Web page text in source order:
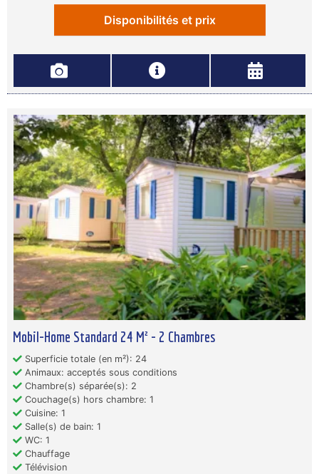
Disponibilités et prix
Mobil-Home Standard 24 M² - 2 Chambres
Superficie totale (en m²): 24
Animaux: acceptés sous conditions
Chambre(s) séparée(s): 2
Couchage(s) hors chambre: 1
Cuisine: 1
Salle(s) de bain: 1
WC: 1
Chauffage
Télévision